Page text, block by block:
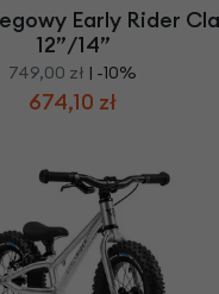
Early Rider
12”/14”
749,00 zł | -10%
674,10 zł